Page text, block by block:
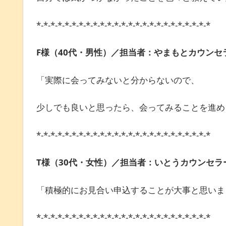
*-*-*-*-*-*-*-*-*-*-*-*-*-*-*-*-*-*-*-*-*-*-*-*-*
F様（40代・男性）／担当者：やまもとカウンセ
「実際に会ってみないと分からないので、
少しでも良いと思ったら、会ってみることを進め
*-*-*-*-*-*-*-*-*-*-*-*-*-*-*-*-*-*-*-*-*-*-*-*-*
T様（30代・女性）／担当者：いとうカウンセラ
「積極的にお見合い申込することが大事と思いま
*-*-*-*-*-*-*-*-*-*-*-*-*-*-*-*-*-*-*-*-*-*-*-*-*